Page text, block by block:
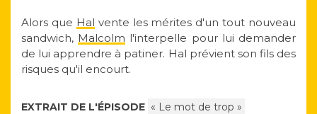
Alors que Hal vente les mérites d'un tout nouveau
sandwich, Malcolm l'interpelle pour lui demander
de lui apprendre à patiner. Hal prévient son fils des
risques qu'il encourt.
EXTRAIT DE L'ÉPISODE « Le mot de trop »